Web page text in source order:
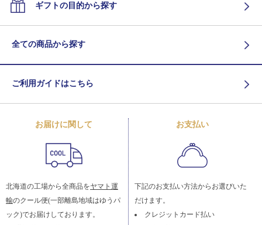
ギフトの目的から探す
全ての商品から探す
ご利用ガイドはこちら
お届けに関して
北海道の工場から全商品をヤマト運
輸のクール便(一部離島地域はゆうパ
ック)でお届けしております。
お支払い
下記のお支払い方法からお選びいた
だけます。
クレジットカード払い